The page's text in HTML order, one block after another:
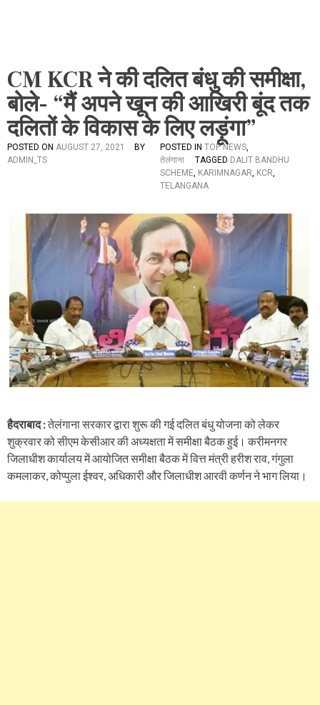
CM KCR ने की दलित बंधु की समीक्षा,
बोले- “मैं अपने खून की आखिरी बूंद तक
दलितों के विकास के लिए लड़ूंगा”
POSTED ON AUGUST 27, 2021
BY
ADMIN_TS
POSTED IN TOP NEWS,
तेलंगाना
TAGGED DALIT BANDHU
SCHEME, KARIMNAGAR, KCR,
TELANGANA
हैदराबाद :तेलंगाना सरकार द्वारा शुरू की गई दलित बंधु योजना को लेकर
शुक्रवार को सीएम केसीआर की अध्यक्षता में समीक्षा बैठक हुई। करीमनगर
जिलाधीश कार्यालय में आयोजित समीक्षा बैठक में वित्त मंत्री हरीश राव, गंगुला
कमलाकर, कोप्पुला ईश्वर, अधिकारी और जिलाधीश आरवी कर्णन ने भाग लिया।